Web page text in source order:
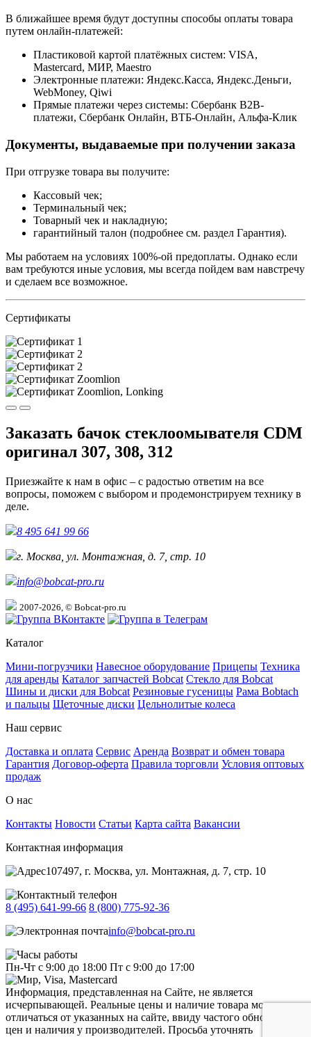
В ближайшее время будут доступны способы оплаты товара
путем онлайн-платежей:
Пластиковой картой платёжных систем: VISA,
Mastercard, МИР, Maestrо
Электронные платежи: Яндекс.Касса, Яндекс.Деньги,
WebMoney, Qiwi
Прямые платежи через системы: Сбербанк B2B-
платежи, Сбербанк Онлайн, ВТБ-Онлайн, Альфа-Клик
Документы, выдаваемые при получении заказа
При отгрузке товара вы получите:
Кассовый чек;
Терминальный чек;
Товарный чек и накладную;
гарантийный талон (подробнее см. раздел Гарантия).
Мы работаем на условиях 100%-ой предоплаты. Однако если
вам требуются иные условия, мы всегда пойдем вам навстречу
и сделаем все возможное.
Сертификаты
Заказать бачок стеклоомывателя CDM
оригинал 307, 308, 312
Приезжайте к нам в офис – с радостью ответим на все
вопросы, поможем с выбором и продемонстрируем технику в
деле.
8 495 641 99 66
г. Москва, ул. Монтажная, д. 7, стр. 10
info@bobcat-pro.ru
2007-2026, © Bobcat-pro.ru
Каталог
Мини-погрузчики Навесное оборудование Прицепы Техника
для аренды Каталог запчастей Bobcat Стекло для Bobcat
Шины и диски для Bobcat Резиновые гусеницы Рама Bobtach
и пальцы Щеточные диски Цельнолитые колеса
Наш сервис
Доставка и оплата Сервис Аренда Возврат и обмен товара
Гарантия Договор-оферта Правила торговли Условия оптовых
продаж
О нас
Контакты Новости Статьи Карта сайта Вакансии
Контактная информация
107497, г. Москва, ул. Монтажная, д. 7, стр. 10
8 (495) 641-99-66 8 (800) 775-92-36
info@bobcat-pro.ru
Пн-Чт с 9:00 до 18:00 Пт с 9:00 до 17:00
Информация, представленная на Сайте, не является
исчерпывающей. Реальные цены и наличие товара могут
отличаться от указанных на сайте, ввиду частого обновления
цен и наличия у производителей. Просьба уточнять